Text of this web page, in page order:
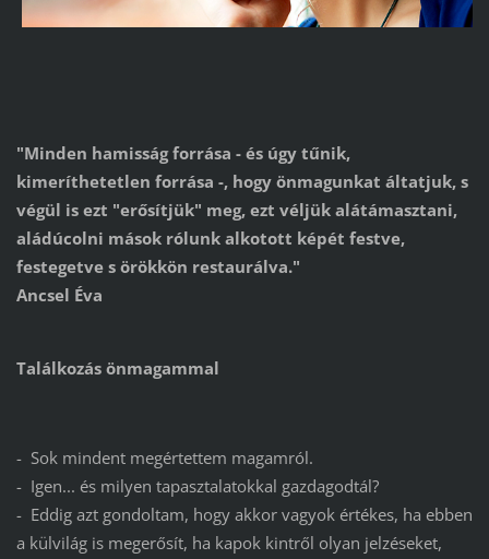
"Minden hamisság forrása - és úgy tűnik,
kimeríthetetlen forrása -, hogy önmagunkat áltatjuk, s
végül is ezt "erősítjük" meg, ezt véljük alátámasztani,
aládúcolni mások rólunk alkotott képét festve,
festegetve s örökkön restaurálva."
Ancsel Éva
Találkozás önmagammal
- Sok mindent megértettem magamról.
- Igen... és milyen tapasztalatokkal gazdagodtál?
- Eddig azt gondoltam, hogy akkor vagyok értékes, ha ebben
a külvilág is megerősít, ha kapok kintről olyan jelzéseket,